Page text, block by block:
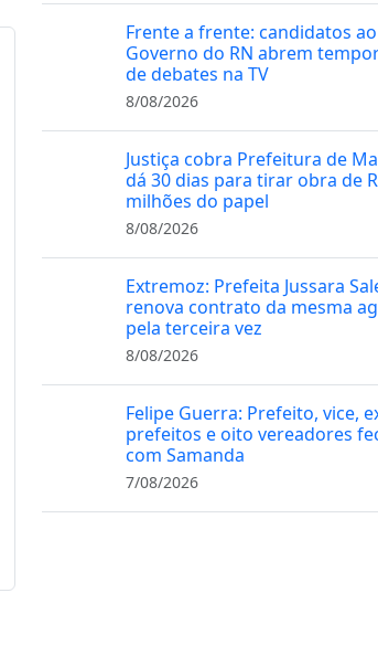
Frente a frente: candidatos ao
Governo do RN abrem
de debates na TV
8/08/2026
Justiça cobra Prefeitura de
dá 30 dias para tirar obra de
milhões do papel
8/08/2026
Extremoz: Prefeita Jussara
renova contrato da mesma
pela terceira vez
8/08/2026
Felipe Guerra: Prefeito, vice,
prefeitos e oito vereadores
com Samanda
7/08/2026